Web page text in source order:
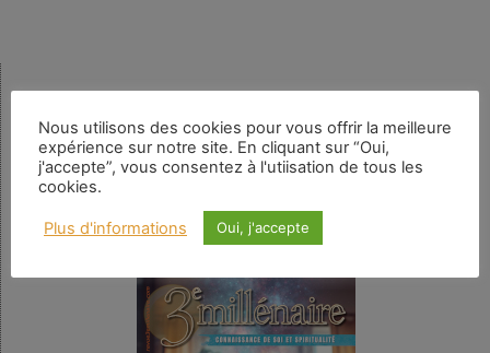
N° 159 – La spiritualité au quotidien
Nous utilisons des cookies pour vous offrir la meilleure
expérience sur notre site. En cliquant sur “Oui,
j'accepte”, vous consentez à l'utiisation de tous les
cookies.
Plus d'informations Oui, j'accepte